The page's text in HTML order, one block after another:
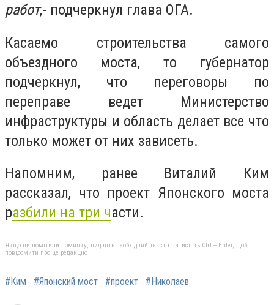
работ,- подчеркнул глава ОГА.
Касаемо строительства самого
объездного моста, то губернатор
подчеркнул, что переговоры по
переправе ведет Министерство
инфраструктуры и область делает все что
только может от них зависеть.
Напомним, ранее Виталий Ким
рассказал, что проект Японского моста
разбили на три части.
Якщо ви помітили помилку, виділіть необхідний текст і натисніть Ctrl + Enter, щоб
повідомити про це редакцію
#Ким #Японский мост #проект #Николаев